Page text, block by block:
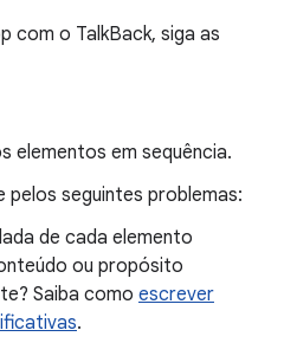
com o TalkBack, siga as
elementos em sequência.
pelos seguintes problemas:
de cada elemento
ou propósito
Saiba como escrever
.